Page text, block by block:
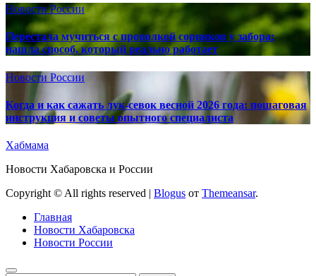
Новости России
Перестала мучиться с прополкой сорняков у забора:
нашла способ, который реально работает
Новости России
Когда и как сажать лук-севок весной 2026 года: пошаговая
инструкция и советы опытного специалиста
Хабмама
Новости Хабаровска и России
Copyright © All rights reserved | Blogus от Themeansar.
Главная
Новости Хабаровска
Новости России